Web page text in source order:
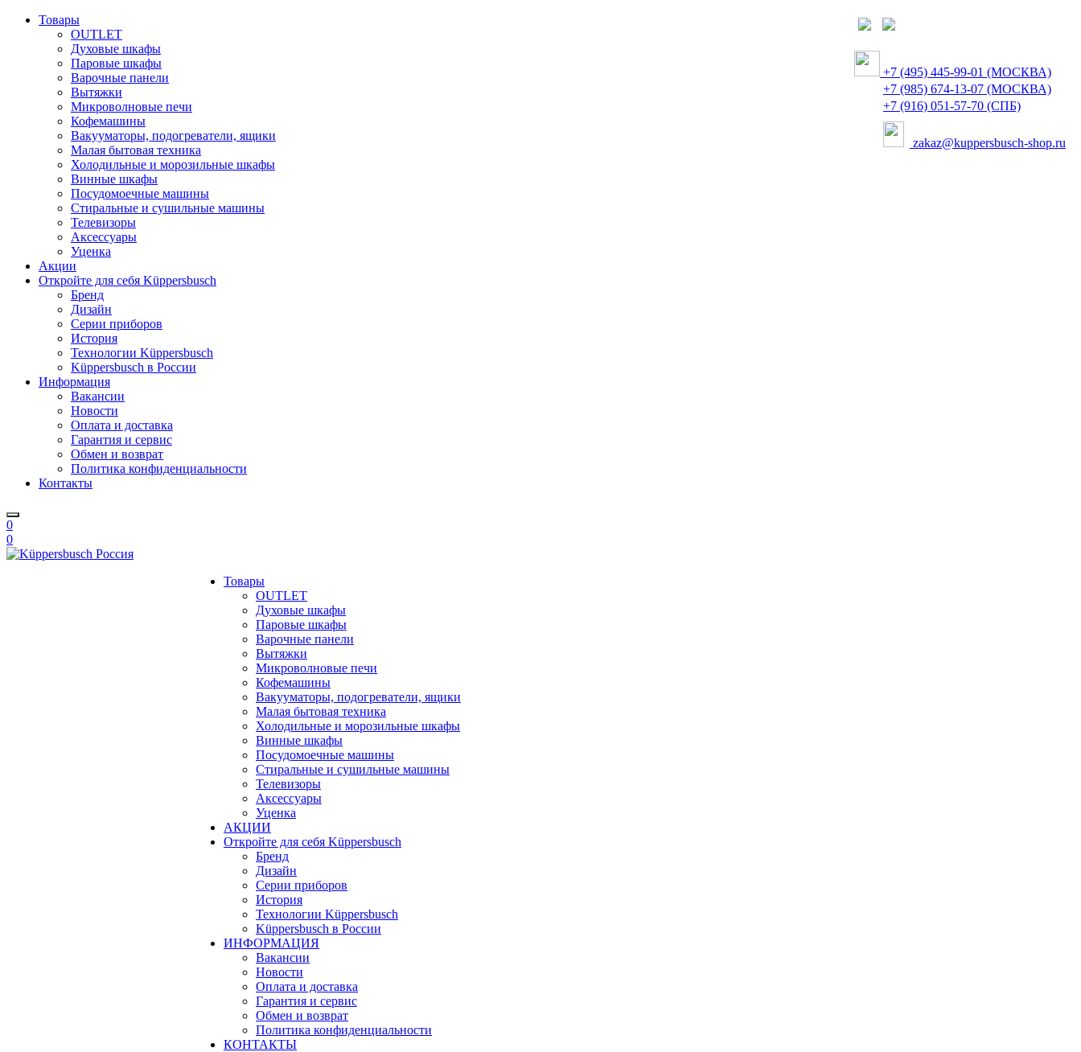
Товары
OUTLET
Духовые шкафы
Паровые шкафы
Варочные панели
Вытяжки
Микроволновые печи
Кофемашины
Вакууматоры, подогреватели, ящики
Малая бытовая техника
Холодильные и морозильные шкафы
Винные шкафы
Посудомоечные машины
Стиральные и сушильные машины
Телевизоры
Аксессуары
Уценка
Акции
Откройте для себя Küppersbusch
Бренд
Дизайн
Серии приборов
История
Технологии Küppersbusch
Küppersbusch в России
Информация
Вакансии
Новости
Оплата и доставка
Гарантия и сервис
Обмен и возврат
Политика конфиденциальности
Контакты
0
0
Товары
OUTLET
Духовые шкафы
Паровые шкафы
Варочные панели
Вытяжки
Микроволновые печи
Кофемашины
Вакууматоры, подогреватели, ящики
Малая бытовая техника
Холодильные и морозильные шкафы
Винные шкафы
Посудомоечные машины
Стиральные и сушильные машины
Телевизоры
Аксессуары
Уценка
АКЦИИ
Откройте для себя Küppersbusch
Бренд
Дизайн
Серии приборов
История
Технологии Küppersbusch
Küppersbusch в России
ИНФОРМАЦИЯ
Вакансии
Новости
Оплата и доставка
Гарантия и сервис
Обмен и возврат
Политика конфиденциальности
КОНТАКТЫ
+7 (495) 445-99-01 (МОСКВА)
+7 (985) 674-13-07 (МОСКВА)
+7 (916) 051-57-70 (СПБ)
zakaz@kuppersbusch-shop.ru